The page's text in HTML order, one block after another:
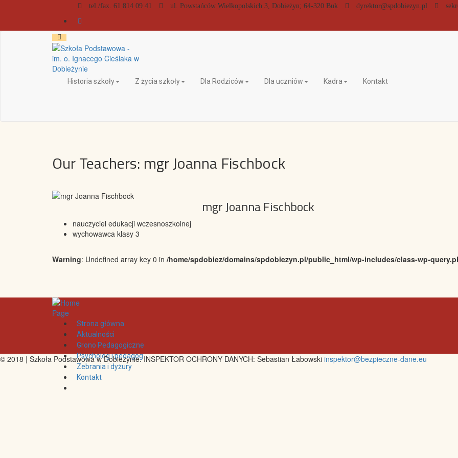
tel./fax. 61 814 09 41 ul. Powstańców Wielkopolskich 3, Dobieżyn; 64-320 Buk dyrektor@spdobiezyn.pl
Historia szkoły Z życia szkoły Dla Rodziców Dla uczniów Kadra Kontakt
Our Teachers: mgr Joanna Fischbock
mgr Joanna Fischbock
nauczyciel edukacji wczesnoszkolnej
wychowawca klasy 3
Warning: Undefined array key 0 in /home/spdobiez/domains/spdobiezyn.pl/public_html/wp-includes/class-wp-
Strona główna
Aktualności
Grono Pedagogiczne
Psycholog i pedagog
Zebrania i dyżury
Kontakt
© 2018 | Szkoła Podstawowa w Dobieżynie. INSPEKTOR OCHRONY DANYCH: Sebastian Łabowski inspektor@bezpieczne-dane.eu